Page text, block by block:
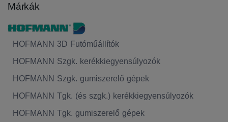
Márkák
HOFMANN 3D Futóműállítók
HOFMANN Szgk. kerékkiegyensúlyozók
HOFMANN Szgk. gumiszerelő gépek
HOFMANN Tgk. (és szgk.) kerékkiegyensúlyozók
HOFMANN Tgk. gumiszerelő gépek